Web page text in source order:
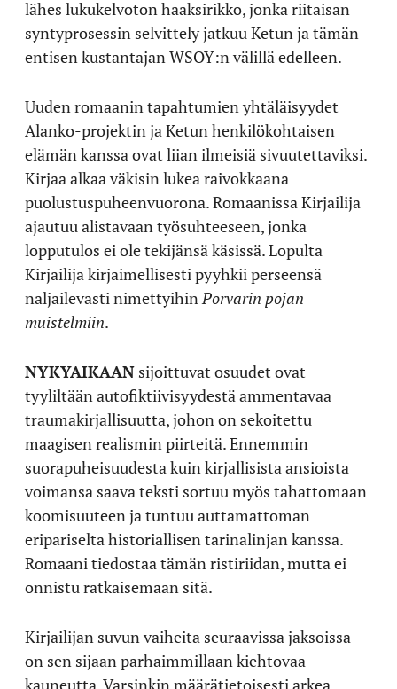
lähes lukukelvoton haaksirikko, jonka riitaisan
syntyprosessin selvittely jatkuu Ketun ja tämän
entisen kustantajan WSOY:n välillä edelleen.
Uuden romaanin tapahtumien yhtäläisyydet
Alanko-projektin ja Ketun henkilökohtaisen
elämän kanssa ovat liian ilmeisiä sivuutettaviksi.
Kirjaa alkaa väkisin lukea raivokkaana
puolustuspuheenvuorona. Romaanissa Kirjailija
ajautuu alistavaan työsuhteeseen, jonka
lopputulos ei ole tekijänsä käsissä. Lopulta
Kirjailija kirjaimellisesti pyyhkii perseensä
naljailevasti nimettyihinPorvarin pojan
muistelmiin.
NYKYAIKAAN sijoittuvat osuudet ovat
tyyliltään autofiktiivisyydestä ammentavaa
traumakirjallisuutta, johon on sekoitettu
maagisen realismin piirteitä. Ennemmin
suorapuheisuudesta kuin kirjallisista ansioista
voimansa saava teksti sortuu myös tahattomaan
koomisuuteen ja tuntuu auttamattoman
eripariselta historiallisen tarinalinjan kanssa.
Romaani tiedostaa tämän ristiriidan, mutta ei
onnistu ratkaisemaan sitä.
Kirjailijan suvun vaiheita seuraavissa jaksoissa
on sen sijaan parhaimmillaan kiehtovaa
kauneutta. Varsinkin määrätietoisesti arkea